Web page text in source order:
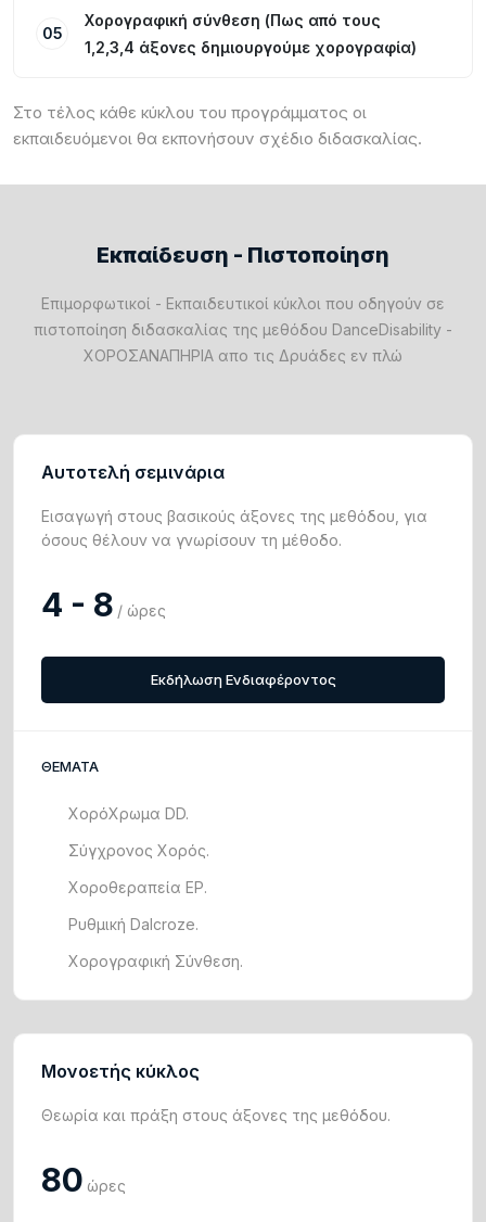
05
Χορογραφική σύνθεση (Πως από τους
1,2,3,4 άξονες δημιουργούμε χορογραφία)
Στο τέλος κάθε κύκλου του προγράμματος οι
εκπαιδευόμενοι θα εκπονήσουν σχέδιο διδασκαλίας.
Εκπαίδευση - Πιστοποίηση
Επιμορφωτικοί - Εκπαιδευτικοί κύκλοι που οδηγούν σε
πιστοποίηση διδασκαλίας της μεθόδου DanceDisability -
ΧΟΡΟΣΑΝΑΠΗΡΙΑ απο τις Δρυάδες εν πλώ
Αυτοτελή σεμινάρια
Εισαγωγή στους βασικούς άξονες της μεθόδου, για
όσους θέλουν να γνωρίσουν τη μέθοδο.
4 - 8 / ώρες
Εκδήλωση Ενδιαφέροντος
ΘΕΜΑΤΑ
ΧορόΧρωμα DD.
Σύγχρονος Χορός.
Χοροθεραπεία EP.
Ρυθμική Dalcroze.
Χορογραφική Σύνθεση.
Μονοετής κύκλος
Θεωρία και πράξη στους άξονες της μεθόδου.
80 ώρες